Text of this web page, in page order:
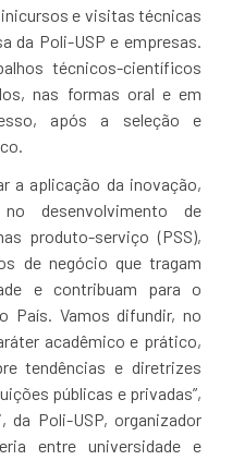
e visitas técnicas
da Poli-USP e empresas.
técnicos-científicos
nas formas oral e em
após a seleção e
a aplicação da inovação,
desenvolvimento de
produto-serviço (PSS),
de negócio que tragam
e contribuam para o
País. Vamos difundir, no
acadêmico e prático,
tendências e diretrizes
públicas e privadas”,
Poli-USP, organizador
entre universidade e